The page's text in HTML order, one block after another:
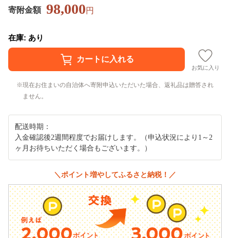
寄附金額 98,000円
在庫: あり
お気に入り
現在お住まいの自治体へ寄附申込いただいた場合、返礼品は贈答され
ません。
配送時期：
入金確認後2週間程度でお届けします。（申込状況により1～2
ヶ月お待ちいただく場合もございます。）
＼ポイント増やしてふるさと納税！／